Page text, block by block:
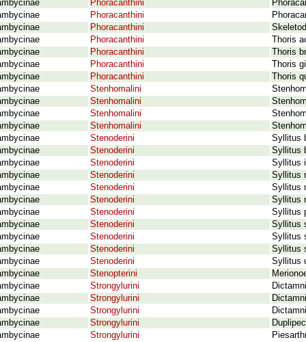
Phoracanthini
Phoracanthini
Phoracanthini
Phoracanthini
Thoris
Phoracanthini
Thoris
Phoracanthini
Thoris
Phoracanthini
Thoris
Stenhomalini
Stenhomalini
Stenhomalini
Stenhomalini
Stenoderini
Syllitus
Stenoderini
Syllitus
Stenoderini
Syllitus
Stenoderini
Syllitus
Stenoderini
Syllitus
Stenoderini
Syllitus
Stenoderini
Syllitus
Stenoderini
Syllitus
Stenoderini
Syllitus
Stenoderini
Syllitus
Stenoderini
Syllitus
Stenopterini
Strongylurini
Strongylurini
Strongylurini
Strongylurini
Strongylurini